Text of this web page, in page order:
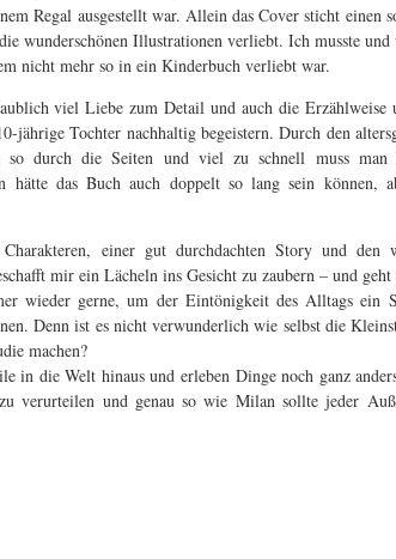
Regal ausgestellt war. Allein das Cover sticht einen
wunderschönen Illustrationen verliebt. Ich musste
nicht mehr so in ein Kinderbuch verliebt war.
viel Liebe zum Detail und auch die Erzählweise
jährige Tochter nachhaltig begeistern. Durch den
durch die Seiten und viel zu schnell muss
hätte das Buch auch doppelt so lang sein können,
einer gut durchdachten Story und den
mir ein Lächeln ins Gesicht zu zaubern – und geht
wieder gerne, um der Eintönigkeit des Alltags ein
Denn ist es nicht verwunderlich wie selbst die
machen?
in die Welt hinaus und erleben Dinge noch ganz
verurteilen und genau so wie Milan sollte jeder